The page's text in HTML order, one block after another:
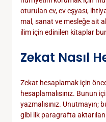
oturulan ev, ev eşyası,
mal, sanat ve mesleğe ait
ilim için edinilen kitaplar
Zekat Nasıl
Zekat hesaplamak için
hesaplamalısınız. Bunun
yazmalısınız.
gibi ilk paragrafta aktarılan